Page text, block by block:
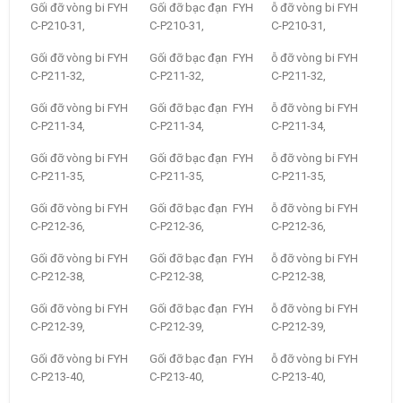
Gối đỡ vòng bi FYH
C-P210-31,
Gối đỡ bạc đạn FYH
C-P210-31,
ỗ đỡ vòng bi FYH
C-P210-31,
Gối đỡ vòng bi FYH
C-P211-32,
Gối đỡ bạc đạn FYH
C-P211-32,
ỗ đỡ vòng bi FYH
C-P211-32,
Gối đỡ vòng bi FYH
C-P211-34,
Gối đỡ bạc đạn FYH
C-P211-34,
ỗ đỡ vòng bi FYH
C-P211-34,
Gối đỡ vòng bi FYH
C-P211-35,
Gối đỡ bạc đạn FYH
C-P211-35,
ỗ đỡ vòng bi FYH
C-P211-35,
Gối đỡ vòng bi FYH
C-P212-36,
Gối đỡ bạc đạn FYH
C-P212-36,
ỗ đỡ vòng bi FYH
C-P212-36,
Gối đỡ vòng bi FYH
C-P212-38,
Gối đỡ bạc đạn FYH
C-P212-38,
ỗ đỡ vòng bi FYH
C-P212-38,
Gối đỡ vòng bi FYH
C-P212-39,
Gối đỡ bạc đạn FYH
C-P212-39,
ỗ đỡ vòng bi FYH
C-P212-39,
Gối đỡ vòng bi FYH
C-P213-40,
Gối đỡ bạc đạn FYH
C-P213-40,
ỗ đỡ vòng bi FYH
C-P213-40,